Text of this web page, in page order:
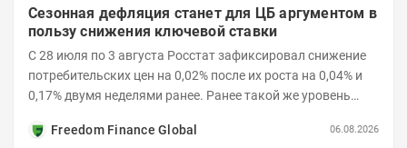
Сезонная дефляция станет для ЦБ аргументом в
пользу снижения ключевой ставки
С 28 июля по 3 августа Росстат зафиксировал снижение
потребительских цен на 0,02% после их роста на 0,04% и
0,17% двумя неделями ранее. Ранее такой же уровень
Freedom Finance Global
06.08.2026